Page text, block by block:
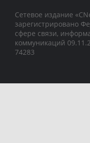
Сетевое издание
зарегистрировано
сфере связи,
коммуникаций
74283